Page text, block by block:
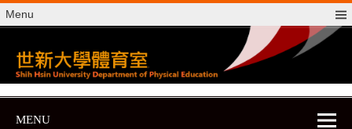
Skip
to
content
Menu
世新大學體育室
世新大學體育室
MENU